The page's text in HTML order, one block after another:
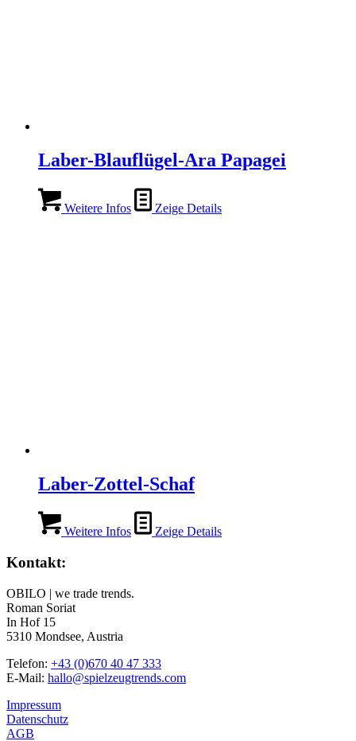
Laber-Blauflügel-Ara Papagei
Weitere Infos Zeige Details
Laber-Zottel-Schaf
Weitere Infos Zeige Details
Kontakt:
OBILO | we trade trends.
Roman Soriat
In Hof 15
5310 Mondsee, Austria
Telefon: +43 (0)670 40 47 333
E-Mail: hallo@spielzeugtrends.com
Impressum
Datenschutz
AGB